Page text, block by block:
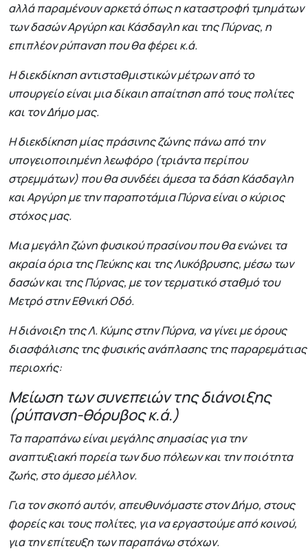
αλλά παραμένουν αρκετά όπως η καταστροφή τμημάτων
των δασών Αργύρη και Κάσδαγλη και της Πύρνας, η
επιπλέον ρύπανση που θα φέρει κ.ά.
Η διεκδίκηση αντισταθμιστικών μέτρων από το
υπουργείο είναι μια δίκαιη απαίτηση από τους πολίτες
και τον Δήμο μας.
Η διεκδίκηση μίας πράσινης ζώνης πάνω από την
υπογειοποιημένη λεωφόρο (τριάντα περίπου
στρεμμάτων) που θα συνδέει άμεσα τα δάση Κάσδαγλη
και Αργύρη με την παραποτάμια Πύρνα είναι ο κύριος
στόχος μας.
Μια μεγάλη ζώνη φυσικού πρασίνου που θα ενώνει τα
ακραία όρια της Πεύκης και της Λυκόβρυσης, μέσω των
δασών και της Πύρνας, με τον τερματικό σταθμό του
Μετρό στην Εθνική Οδό.
Η διάνοιξη της Λ. Κύμης στην Πύρνα, να γίνει με όρους
διασφάλισης της φυσικής ανάπλασης της παραρεμάτιας
περιοχής:
Μείωση των συνεπειών της διάνοιξης
(ρύπανση-θόρυβος κ.ά.)
Τα παραπάνω είναι μεγάλης σημασίας για την
αναπτυξιακή πορεία των δυο πόλεων και την ποιότητα
ζωής, στο άμεσο μέλλον.
Για τον σκοπό αυτόν, απευθυνόμαστε στον Δήμο, στους
φορείς και τους πολίτες, για να εργαστούμε από κοινού,
για την επίτευξη των παραπάνω στόχων.